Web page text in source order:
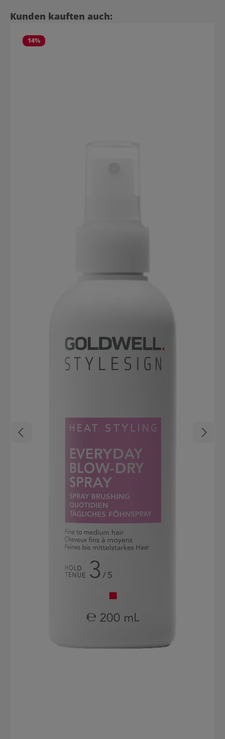
Produktgalerie überspringen
Kunden kauften auch:
14%